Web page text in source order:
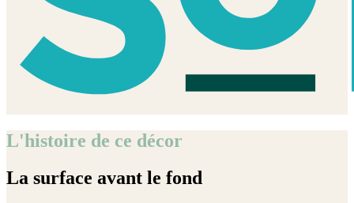
L'histoire de ce décor
La surface avant le fond